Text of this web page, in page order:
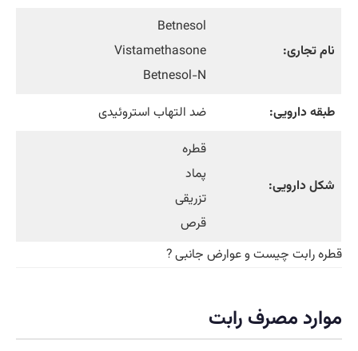
نام تجاری:
Betnesol
Vistamethasone
Betnesol-N
ﻃﺒﻘﻪ داروﯾﯽ:
ضد التهاب استروئیدی
شکل دارویی:
قطره
پماد
تزریقی
قرص
قطره رابت چیست و عوارض جانبی ?
موارد مصرف رابت